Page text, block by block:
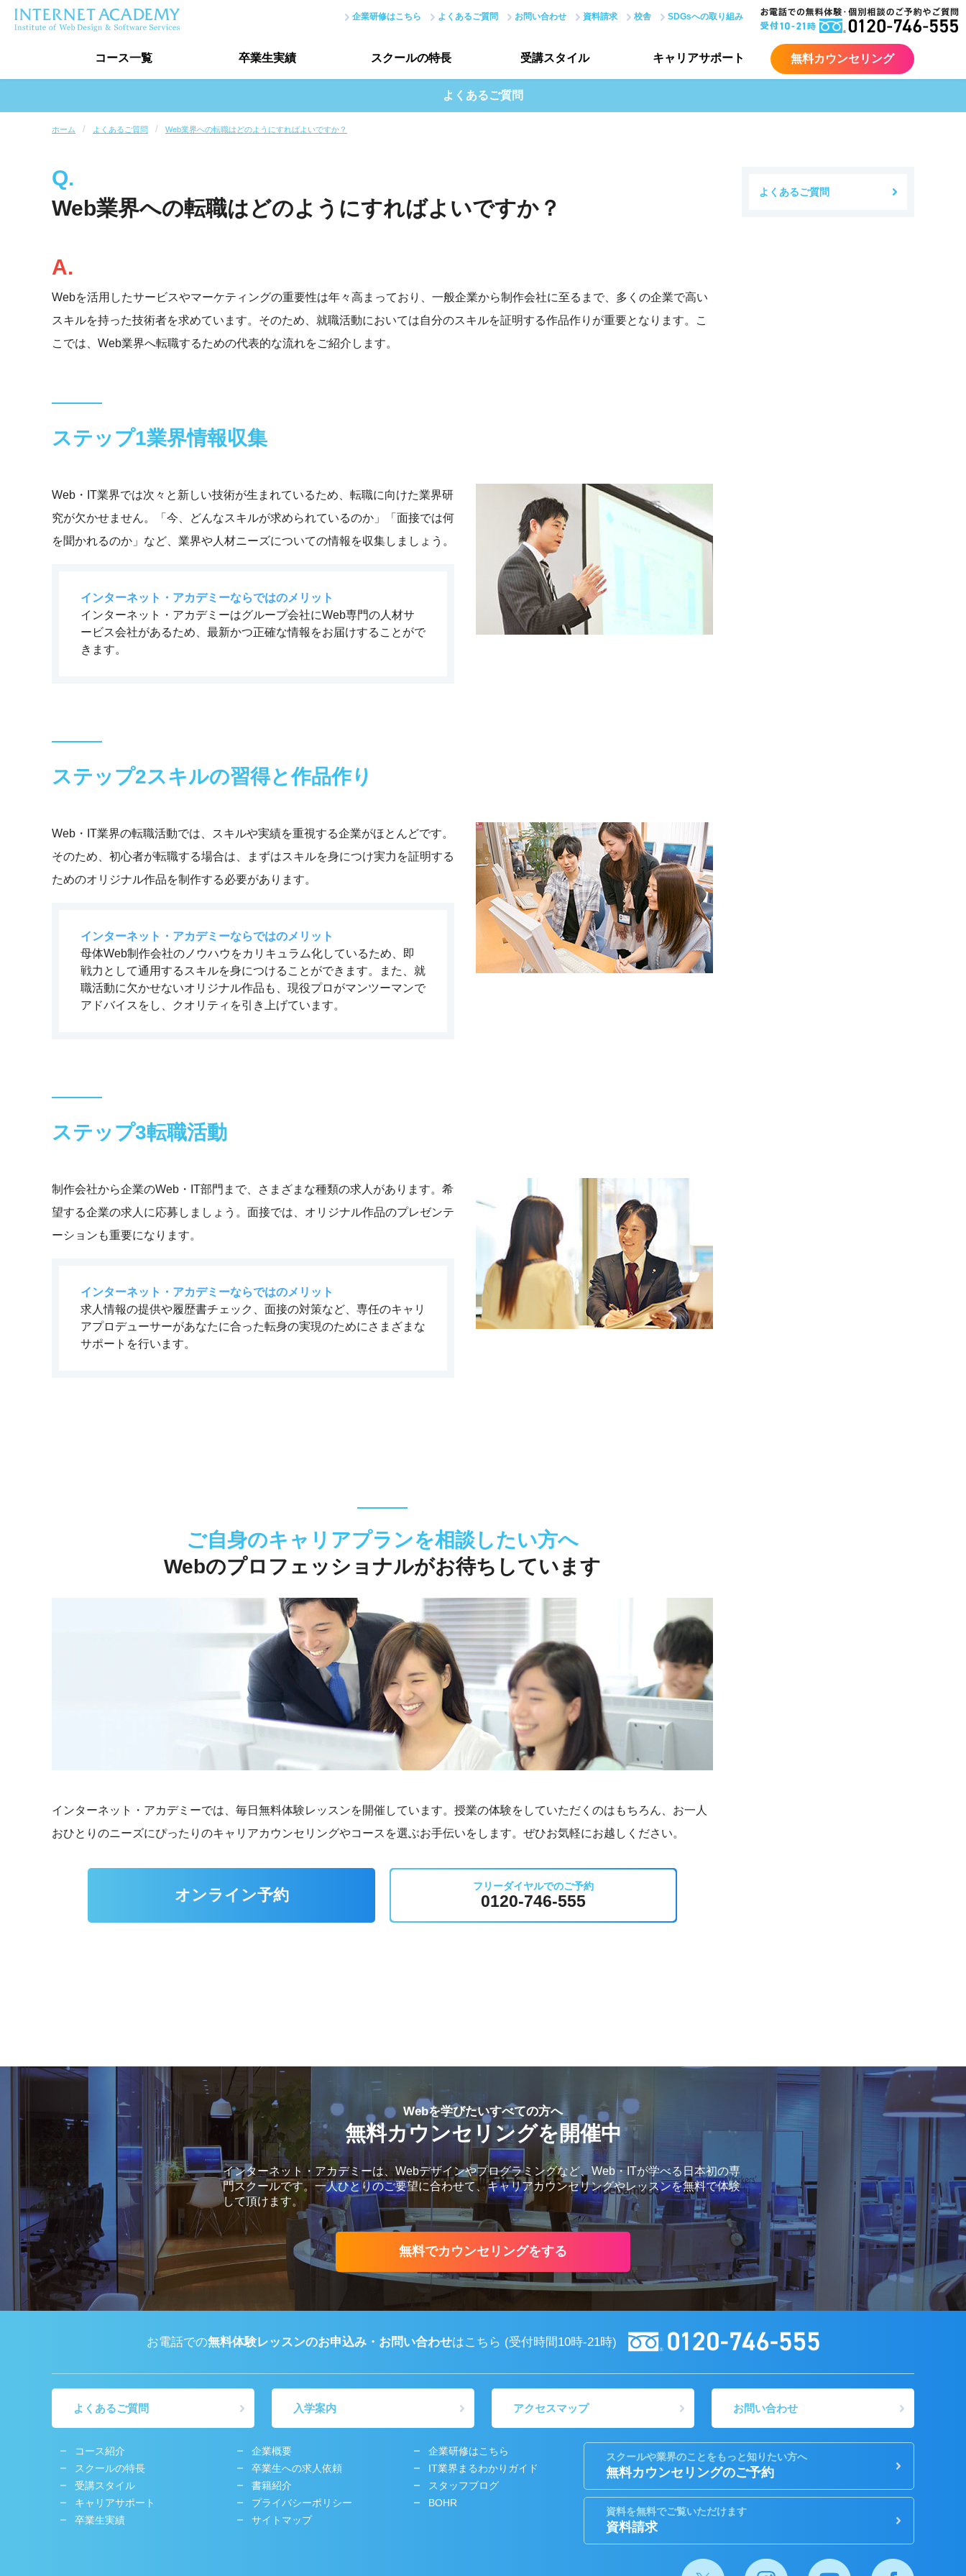
企業研修はこちら よくあるご質問 お問い合わせ 資料請求 校舎 SDGsへの取り組み
コース一覧 卒業生実績 スクールの特長
スクールの特長トップ
最新で正確なスキル
受講スタイル
受講スタイルトップ
最新クチコミ情報
キャリアサポート 無料カウンセリング
よくあるご質問
ホーム よくあるご質問 Web業界への転職はどのようにすればよいですか？
Web業界への転職はどのようにすればよいですか？
Webを活用したサービスやマーケティングの重要性は年々高まっており、一般企業から制作会社に至るまで、多くの企業で高い
スキルを持った技術者を求めています。そのため、就職活動においては自分のスキルを証明する作品作りが重要となります。こ
こでは、Web業界へ転職するための代表的な流れをご紹介します。
ステップ1業界情報収集
Web・IT業界では次々と新しい技術が生まれているため、転職に向けた業界研
究が欠かせません。「今、どんなスキルが求められているのか」「面接では何
を聞かれるのか」など、業界や人材ニーズについての情報を収集しましょう。
インターネット・アカデミーならではのメリット
インターネット・アカデミーはグループ会社にWeb専門の人材サ
ービス会社があるため、最新かつ正確な情報をお届けすることがで
きます。
ステップ2スキルの習得と作品作り
Web・IT業界の転職活動では、スキルや実績を重視する企業がほとんどです。
そのため、初心者が転職する場合は、まずはスキルを身につけ実力を証明する
ためのオリジナル作品を制作する必要があります。
インターネット・アカデミーならではのメリット
母体Web制作会社のノウハウをカリキュラム化しているため、即
戦力として通用するスキルを身につけることができます。また、就
職活動に欠かせないオリジナル作品も、現役プロがマンツーマンで
アドバイスをし、クオリティを引き上げています。
ステップ3転職活動
制作会社から企業のWeb・IT部門まで、さまざまな種類の求人があります。希
望する企業の求人に応募しましょう。面接では、オリジナル作品のプレゼンテ
ーションも重要になります。
インターネット・アカデミーならではのメリット
求人情報の提供や履歴書チェック、面接の対策など、専任のキャリ
アプロデューサーがあなたに合った転身の実現のためにさまざまな
サポートを行います。
ご自身のキャリアプランを相談したい方へ
Webのプロフェッショナルがお待ちしています
インターネット・アカデミーでは、毎日無料体験レッスンを開催しています。授業の体験をしていただくのはもちろん、お一人
おひとりのニーズにぴったりのキャリアカウンセリングやコースを選ぶお手伝いをします。ぜひお気軽にお越しください。
オンライン予約 フリーダイヤルでのご予約
0120-746-555
よくあるご質問
Webを学びたいすべての方へ
無料カウンセリングを開催中
インターネット・アカデミーは、Webデザインやプログラミングなど、Web・ITが学べる日本初の専
門スクールです。一人ひとりのご要望に合わせて、キャリアカウンセリングやレッスンを無料で体験
して頂けます。
無料でカウンセリングをする
お電話での無料体験レッスンのお申込み・お問い合わせはこちら (受付時間10時-21時)
よくあるご質問 入学案内 アクセスマップ お問い合わせ
コース紹介 企業概要
企業研修はこちら
スクールの特長
卒業生への求人依頼
IT業界まるわかりガイド
受講スタイル
書籍紹介
スタッフブログ
キャリアサポート
プライバシーポリシー
BOHR
卒業生実績
サイトマップ
スクールや業界のことをもっと知りたい方へ
無料カウンセリングのご予約
資料を無料でご覧いただけます
資料請求